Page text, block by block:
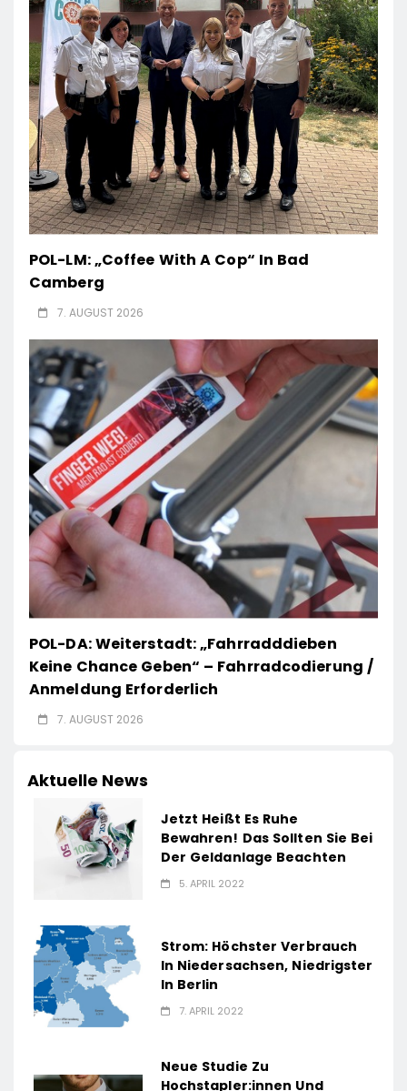
POL-LM: „Coffee With A Cop“ In Bad
Camberg
7. AUGUST 2026
POL-DA: Weiterstadt: „Fahrradddieben
Keine Chance Geben“ – Fahrradcodierung /
Anmeldung Erforderlich
7. AUGUST 2026
Aktuelle News
Jetzt Heißt Es Ruhe
Bewahren! Das Sollten Sie Bei
Der Geldanlage Beachten
5. APRIL 2022
Strom: Höchster Verbrauch
In Niedersachsen, Niedrigster
In Berlin
7. APRIL 2022
Neue Studie Zu
Hochstapler:innen Und